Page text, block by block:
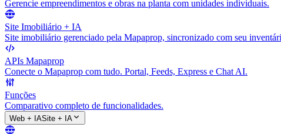
Gerencie empreendimentos e obras na planta com unidades individuais.
Site Imobiliário + IA
Site imobiliário gerenciado pela Mapaprop, sincronizado com seu
APIs Mapaprop
Conecte o Mapaprop com tudo. Portal, Feeds, Express e Chat AI.
Funções
Comparativo completo de funcionalidades.
Web + IASite + IA